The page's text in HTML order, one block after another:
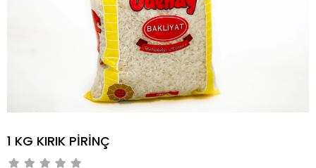
1 KG KIRIK PİRİNÇ